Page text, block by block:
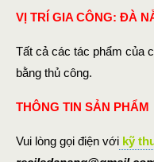
VỊ TRÍ GIA CÔNG: ĐÀ
Tất cả các tác phẩm của
bằng thủ công.
THÔNG TIN SẢN PHẨM
Vui lòng gọi điện với kỹ